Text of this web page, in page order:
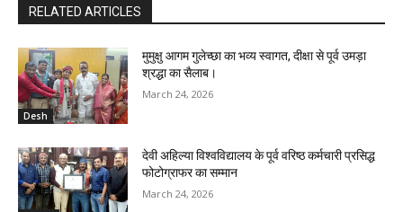
RELATED ARTICLES
Desh
मुमुक्षु आगम गुलेच्छा का भव्य स्वागत, दीक्षा से पूर्व उमड़ा
श्रद्धा का सैलाब।
March 24, 2026
देवी अहिल्या विश्वविद्यालय के पूर्व वरिष्ठ कर्मचारी प्रसिद्ध
फोटोग्राफर का सम्मान
March 24, 2026